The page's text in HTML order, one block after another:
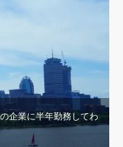
企業に半年勤務してわ